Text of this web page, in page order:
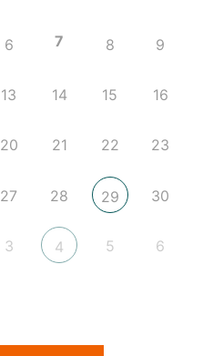
6 7 8 9
13 14 15 16
20 21 22 23
27 28 29 30
3 4 5 6